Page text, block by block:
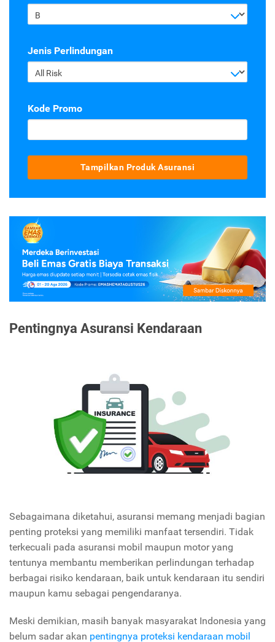
B
Jenis Perlindungan
All Risk
Kode Promo
Tampilkan Produk Asuransi
Pentingnya Asuransi Kendaraan
Sebagaimana diketahui, asuransi memang menjadi bagian
penting proteksi yang memiliki manfaat tersendiri. Tidak
terkecuali pada asuransi mobil maupun motor yang
tentunya membantu memberikan perlindungan terhadap
berbagai risiko kendaraan, baik untuk kendaraan itu sendiri
maupun kamu sebagai pengendaranya.
Meski demikian, masih banyak masyarakat Indonesia yang
belum sadar akan pentingnya proteksi kendaraan mobil